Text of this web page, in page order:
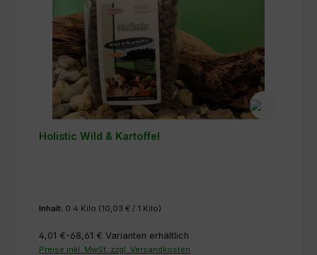
Holistic Wild & Kartoffel
Inhalt: 0.4 Kilo (10,03 € / 1 Kilo)
4,01 €-68,61 € Varianten erhältlich
Preise inkl. MwSt. zzgl. Versandkosten